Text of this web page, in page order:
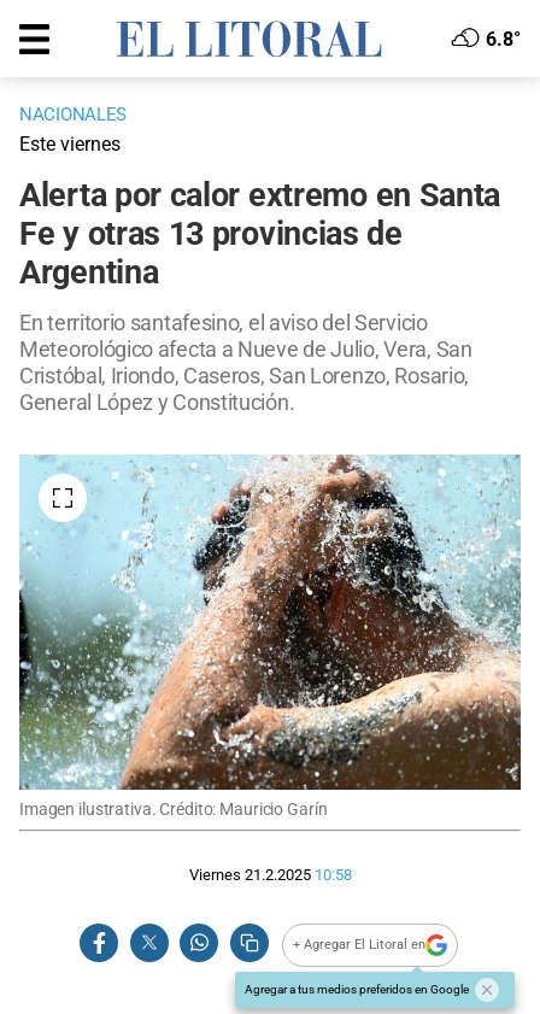
6.8°
NACIONALES
Este viernes
Alerta por calor extremo en Santa
Fe y otras 13 provincias de
Argentina
En territorio santafesino, el aviso del Servicio
Meteorológico afecta a Nueve de Julio, Vera, San
Cristóbal, Iriondo, Caseros, San Lorenzo, Rosario,
General López y Constitución.
Imagen ilustrativa. Crédito: Mauricio Garín
Viernes 21.2.2025 10:58
+ Agregar El Litoral en
Agregar a tus medios preferidos en Google